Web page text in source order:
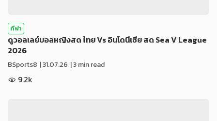
กีฬา
ดูวอลเลย์บอลหญิงสด ไทย Vs อินโดนีเซีย สด Sea V League
2026
BSports8 |31.07.26 | 3 min read
9.2k